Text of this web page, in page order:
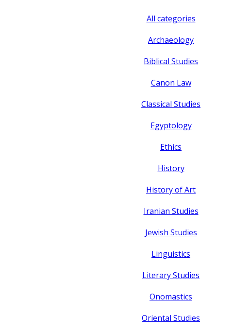
All categories
Archaeology
Biblical Studies
Canon Law
Classical Studies
Egyptology
Ethics
History
History of Art
Iranian Studies
Jewish Studies
Linguistics
Literary Studies
Onomastics
Oriental Studies